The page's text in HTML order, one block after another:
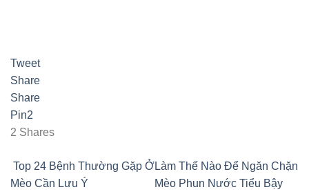
Tweet
Share
Share
Pin2
2 Shares
Top 24 Bệnh Thường Gặp Ở
Mèo Cần Lưu Ý
Làm Thế Nào Để Ngăn Chặn
Mèo Phun Nước Tiểu Bậy